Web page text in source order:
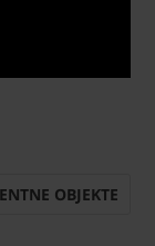
OBJEKTE